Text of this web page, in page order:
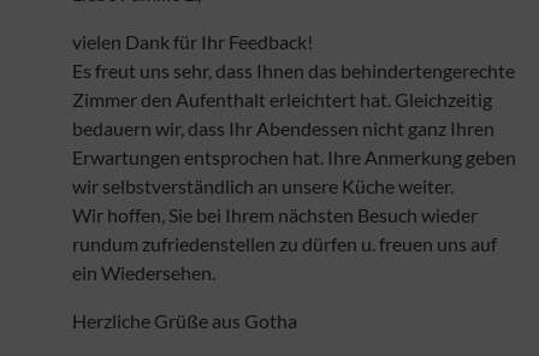
vielen Dank für Ihr Feedback!
Es freut uns sehr, dass Ihnen das behindertengerechte
Zimmer den Aufenthalt erleichtert hat. Gleichzeitig
bedauern wir, dass Ihr Abendessen nicht ganz Ihren
Erwartungen entsprochen hat. Ihre Anmerkung geben
wir selbstverständlich an unsere Küche weiter.
Wir hoffen, Sie bei Ihrem nächsten Besuch wieder
rundum zufriedenstellen zu dürfen u. freuen uns auf
ein Wiedersehen.
Herzliche Grüße aus Gotha